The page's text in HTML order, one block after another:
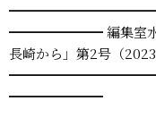
━━━━━━━編集室
長崎から」第2号（
━━━━━━━